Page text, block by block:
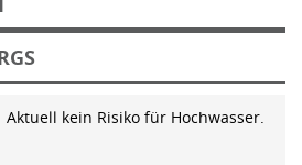
Aktuell kein Risiko für Hochwasser.